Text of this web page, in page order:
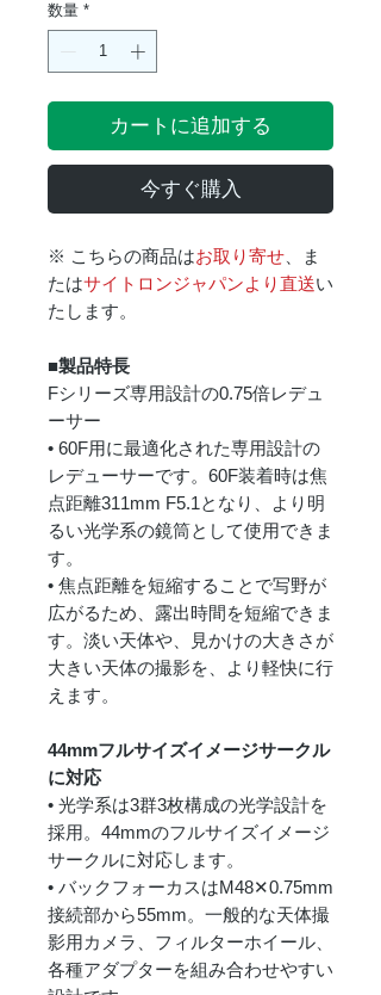
数量 *
カートに追加する
今すぐ購入
※ こちらの商品はお取り寄せ 、ま
たはサイトロンジャパンより直送い
たします。
■製品特長
Fシリーズ専用設計の0.75倍レデュ
ーサー
• 60F用に最適化された専用設計の
レデューサーです。60F装着時は焦
点距離311mm F5.1となり、より明
るい光学系の鏡筒として使用できま
す。
• 焦点距離を短縮することで写野が
広がるため、露出時間を短縮できま
す。淡い天体や、見かけの大きさが
大きい天体の撮影を、より軽快に行
えます。
44mmフルサイズイメージサークル
に対応
• 光学系は3群3枚構成の光学設計を
採用。44mmのフルサイズイメージ
サークルに対応します。
• バックフォーカスはM48✕0.75mm
接続部から55mm。一般的な天体撮
影用カメラ、フィルターホイール、
各種アダプターを組み合わせやすい